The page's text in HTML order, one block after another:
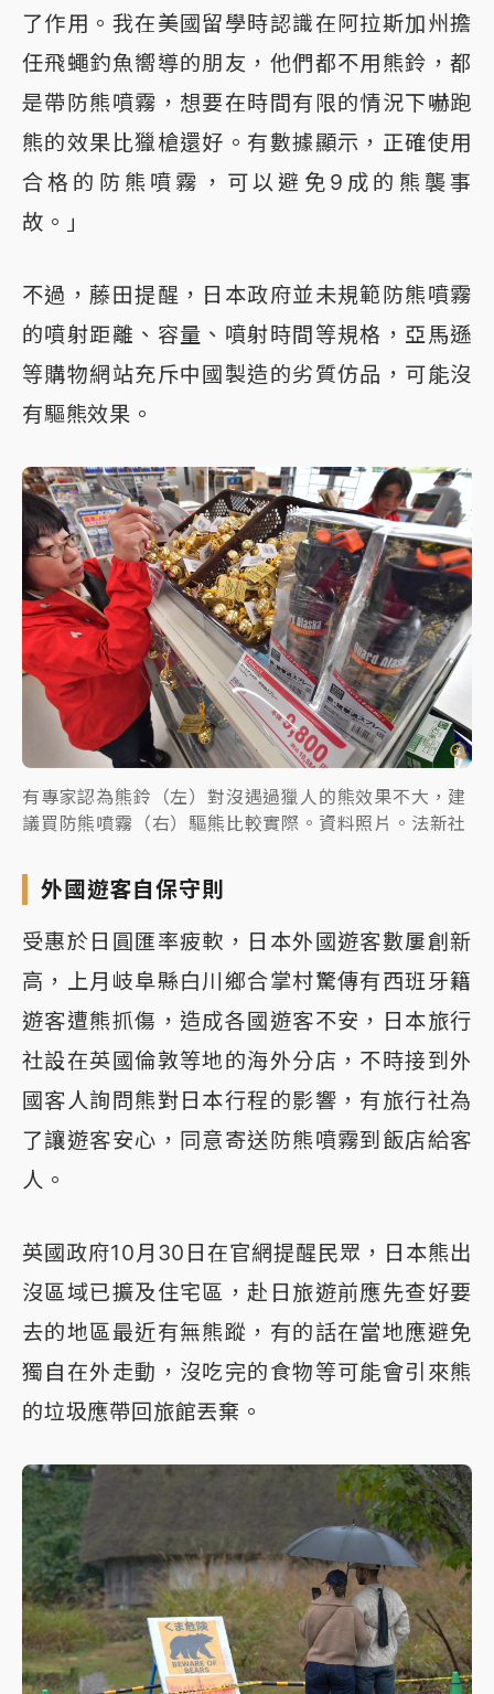
了作用。我在美國留學時認識在阿拉斯加州擔
任飛蠅釣魚嚮導的朋友，他們都不用熊鈴，都
是帶防熊噴霧，想要在時間有限的情況下嚇跑
熊的效果比獵槍還好。有數據顯示，正確使用
合格的防熊噴霧，可以避免9成的熊襲事
故。」
不過，藤田提醒，日本政府並未規範防熊噴霧
的噴射距離、容量、噴射時間等規格，亞馬遜
等購物網站充斥中國製造的劣質仿品，可能沒
有驅熊效果。
有專家認為熊鈴（左）對沒遇過獵人的熊效果不大，建
議買防熊噴霧（右）驅熊比較實際。資料照片。法新社
外國遊客自保守則
受惠於日圓匯率疲軟，日本外國遊客數屢創新
高，上月岐阜縣白川鄉合掌村驚傳有西班牙籍
遊客遭熊抓傷，造成各國遊客不安，日本旅行
社設在英國倫敦等地的海外分店，不時接到外
國客人詢問熊對日本行程的影響，有旅行社為
了讓遊客安心，同意寄送防熊噴霧到飯店給客
人。
英國政府10月30日在官網提醒民眾，日本熊出
沒區域已擴及住宅區，赴日旅遊前應先查好要
去的地區最近有無熊蹤，有的話在當地應避免
獨自在外走動，沒吃完的食物等可能會引來熊
的垃圾應帶回旅館丟棄。